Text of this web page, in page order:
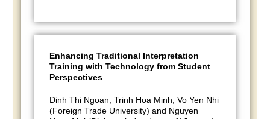
Enhancing Traditional Interpretation
Training with Technology from Student
Perspectives
Dinh Thi Ngoan, Trinh Hoa Minh, Vo Yen Nhi
(Foreign Trade University) and Nguyen